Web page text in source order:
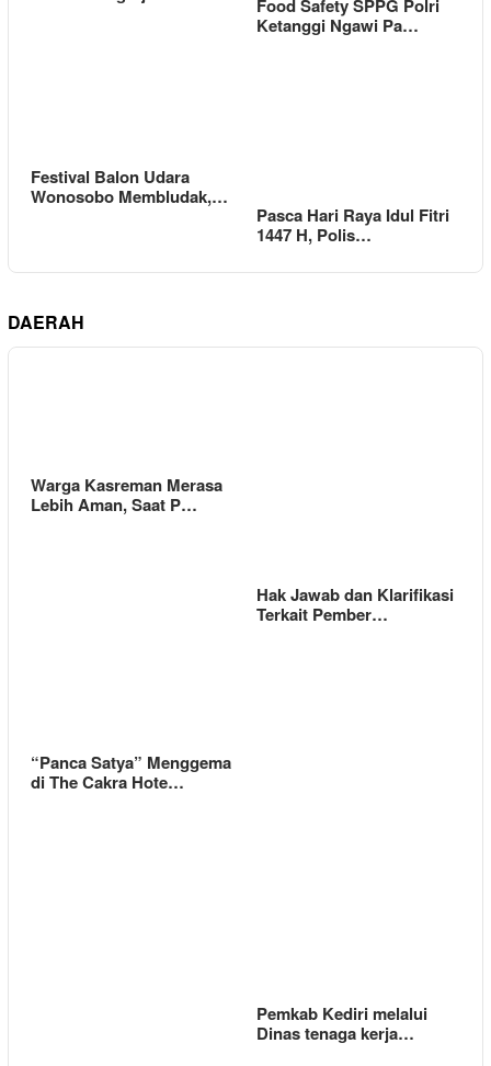
Food Safety SPPG Polri
Ketanggi Ngawi Pa…
Festival Balon Udara
Wonosobo Membludak,…
Pasca Hari Raya Idul Fitri
1447 H, Polis…
DAERAH
Warga Kasreman Merasa
Lebih Aman, Saat P…
Hak Jawab dan Klarifikasi
Terkait Pember…
“Panca Satya” Menggema
di The Cakra Hote…
Pemkab Kediri melalui
Dinas tenaga kerja…